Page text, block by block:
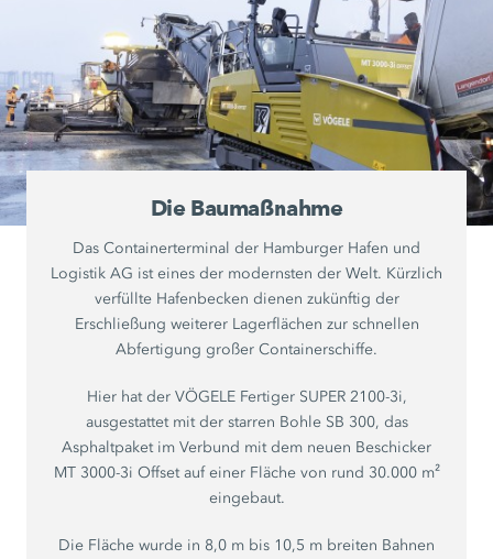
Die Baumaßnahme
Das Containerterminal der Hamburger Hafen und
Logistik AG ist eines der modernsten der Welt. Kürzlich
verfüllte Hafenbecken dienen zukünftig der
Erschließung weiterer Lagerflächen zur schnellen
Abfertigung großer Containerschiffe.
Hier hat der VÖGELE Fertiger SUPER 2100-3i,
ausgestattet mit der starren Bohle SB 300, das
Asphaltpaket im Verbund mit dem neuen Beschicker
MT 3000-3i Offset auf einer Fläche von rund 30.000 m²
eingebaut.
Die Fläche wurde in 8,0 m bis 10,5 m breiten Bahnen